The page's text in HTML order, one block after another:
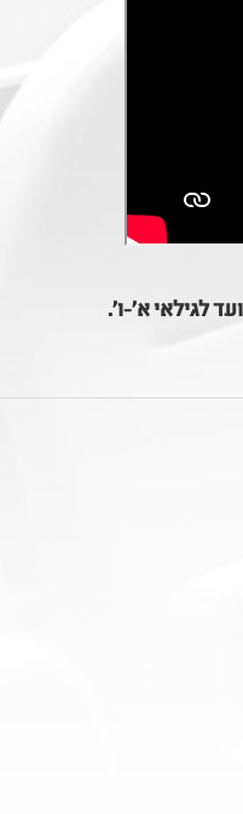
לגילאי א'-ו'.